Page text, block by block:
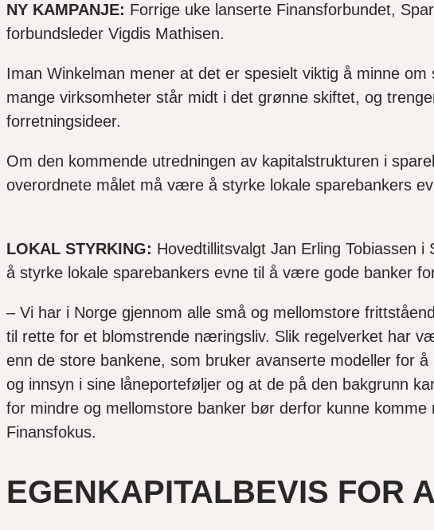
NY KAMPANJE: Forrige uke lanserte Finansforbundet,
forbundsleder Vigdis Mathisen.
Iman Winkelman mener at det er spesielt viktig å minne
mange virksomheter står midt i det grønne skiftet, og
forretningsideer.
Om den kommende utredningen av kapitalstrukturen i
overordnete målet må være å styrke lokale sparebankers
LOKAL STYRKING: Hovedtillitsvalgt Jan Erling Tobiassen
å styrke lokale sparebankers evne til å være gode banker
– Vi har i Norge gjennom alle små og mellomstore
til rette for et blomstrende næringsliv. Slik regelverket har
enn de store bankene, som bruker avanserte modeller for
og innsyn i sine låneporteføljer og at de på den bakgrunn
for mindre og mellomstore banker bør derfor kunne
Finansfokus.
EGENKAPITALBEVIS FOR